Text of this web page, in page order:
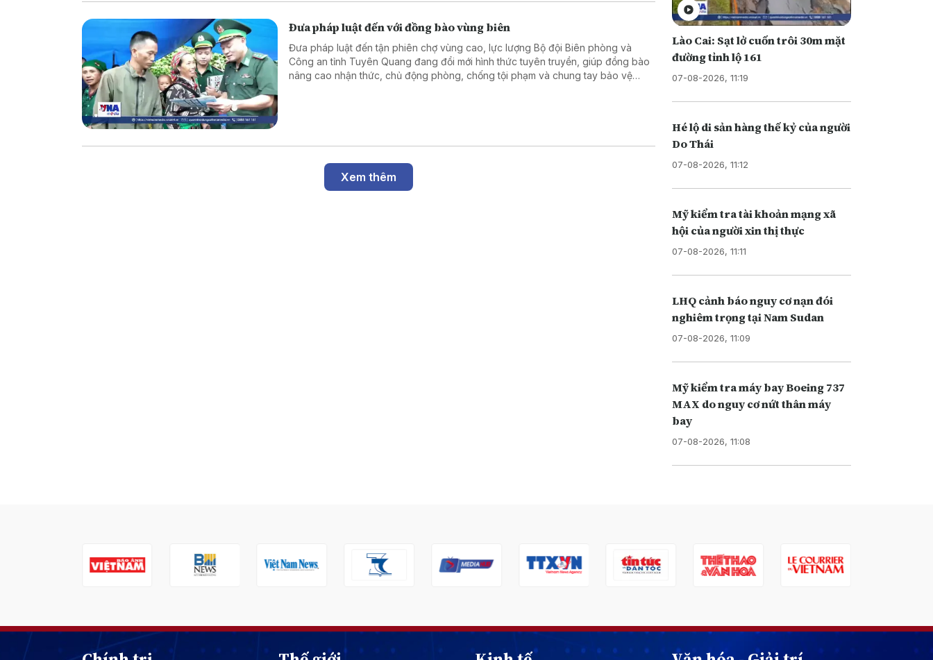
Đưa pháp luật đến với đồng bào vùng biên
Đưa pháp luật đến tận phiên chợ vùng cao, lực lượng Bộ đội Biên phòng và
Công an tỉnh Tuyên Quang đang đổi mới hình thức tuyên truyền, giúp đồng bào
nâng cao nhận thức, chủ động phòng, chống tội phạm và chung tay bảo vệ
Xem thêm
Lào Cai: Sạt lở cuốn trôi 30m mặt
đường tỉnh lộ 161
07-08-2026, 11:19
Hé lộ di sản hàng thế kỷ của người
Do Thái
07-08-2026, 11:12
Mỹ kiểm tra tài khoản mạng xã
hội của người xin thị thực
07-08-2026, 11:11
LHQ cảnh báo nguy cơ nạn đói
nghiêm trọng tại Nam Sudan
07-08-2026, 11:09
Mỹ kiểm tra máy bay Boeing 737
MAX do nguy cơ nứt thân máy
bay
07-08-2026, 11:08